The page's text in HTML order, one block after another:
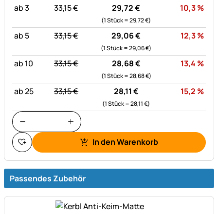
ab 3
statt:
33,15€ 29,72€
(1 Stück =29,72€)
10,3%
ab 5 statt:
33,15€ 29,06€
(1 Stück =29,06€)
12,3%
ab 10 statt:
33,15€ 28,68€
(1 Stück =28,68€)
13,4 %
ab 25 statt:
33,15€ 28,11€
(1 Stück =28,11€)
15,2 %
In den Warenkorb
Passendes Zubehör